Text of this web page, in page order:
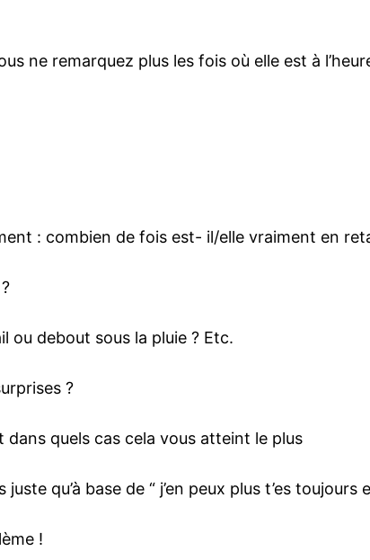
ne remarquez plus les fois où elle est à
: combien de fois est- il/elle vraiment en
debout sous la pluie ? Etc.
?
quels cas cela vous atteint le plus
qu’à base de “ j’en peux plus t’es toujours
!